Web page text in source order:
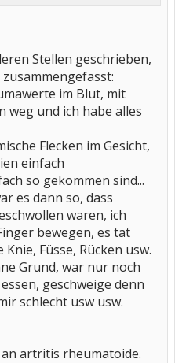
Stellen geschrieben,
im Blut, mit
weg und ich habe alles
Flecken im Gesicht,
einfach
so gekommen sind...
es dann so, dass
waren, ich
bewegen, es tat
Füsse, Rücken usw.
Grund, war nur noch
geschweige denn
schlecht usw usw.
artritis rheumatoide.